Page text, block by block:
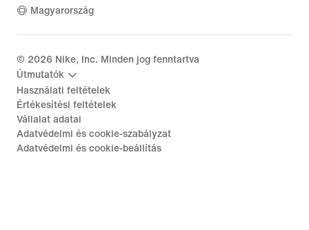
Magyarország
© 2026 Nike, Inc. Minden jog fenntartva
Útmutatók
Használati feltételek
Értékesítési feltételek
Vállalat adatai
Adatvédelmi és cookie-szabályzat
Adatvédelmi és cookie-beállítás